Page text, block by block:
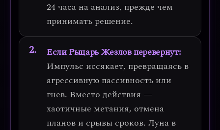
24 часа на анализ, прежде чем
принимать решение.
Если Рыцарь Жезлов перевернут:
Импульс иссякает, превращаясь в
агрессивную пассивность или
гнев. Вместо действия —
хаотичные метания, отмена
планов и срывы сроков. Луна в